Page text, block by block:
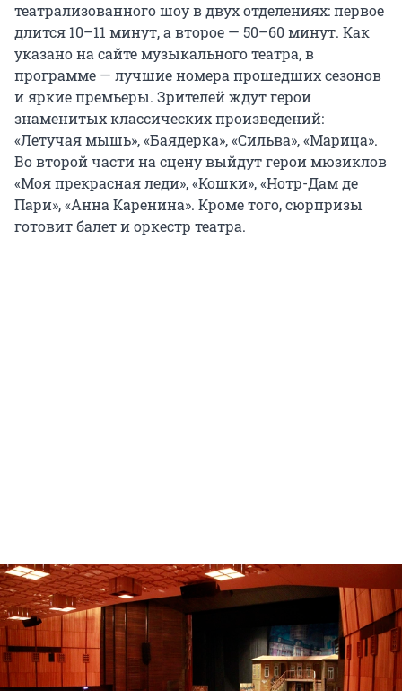
театрализованного шоу в двух отделениях: первое
длится 10–11 минут, а второе — 50–60 минут. Как
указано на сайте музыкального театра, в
программе — лучшие номера прошедших сезонов
и яркие премьеры. Зрителей ждут герои
знаменитых классических произведений:
«Летучая мышь», «Баядерка», «Сильва», «Марица».
Во второй части на сцену выйдут герои мюзиклов
«Моя прекрасная леди», «Кошки», «Нотр-Дам де
Пари», «Анна Каренина». Кроме того, сюрпризы
готовит балет и оркестр театра.